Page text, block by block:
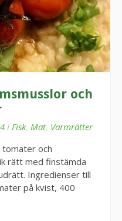
och
i Fisk, Mat, Varmrätter
tomater och
rätt med finstämda
Ingredienser till
på kvist, 400